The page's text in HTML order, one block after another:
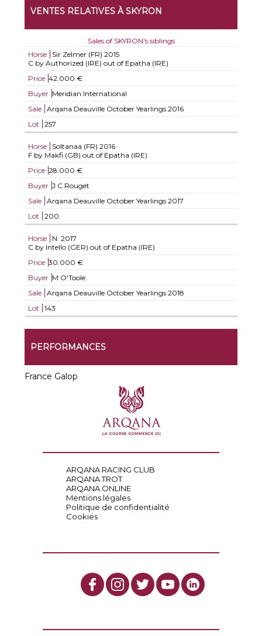
VENTES RELATIVES À SKYRON
Sales of SKYRON's siblings
Horse
Sir Zelmer (FR) 2015
C by Authorized (IRE) out of Epatha (IRE)
Price 42.000 €
Buyer Meridian International
Sale
Arqana Deauville October Yearlings 2016
Lot
257
Horse Soltanaa (FR) 2016
F by Makfi (GB) out of Epatha (IRE)
Price 28.000 €
Buyer J C Rouget
Sale
Arqana Deauville October Yearlings 2017
Lot
200
Horse N. 2017
C by Intello (GER) out of Epatha (IRE)
Price 30.000 €
Buyer M O'Toole
Sale
Arqana Deauville October Yearlings 2018
Lot
143
PERFORMANCES
France Galop
ARQANA RACING CLUB
ARQANA TROT
ARQANA ONLINE
Mentions légales
Politique de confidentialité
Cookies